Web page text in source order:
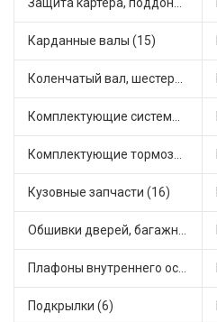
Защита картера, поддона, КПП (1)
Карданные валы (15)
Коленчатый вал, шестерни коленчатого вала (1)
Комплектующие системы отопления (13)
Комплектующие тормозной системы (6)
Кузовные запчасти (16)
Обшивки дверей, багажника, потолков, накладки салона (2)
Плафоны внутреннего освещения (1)
Подкрылки (6)